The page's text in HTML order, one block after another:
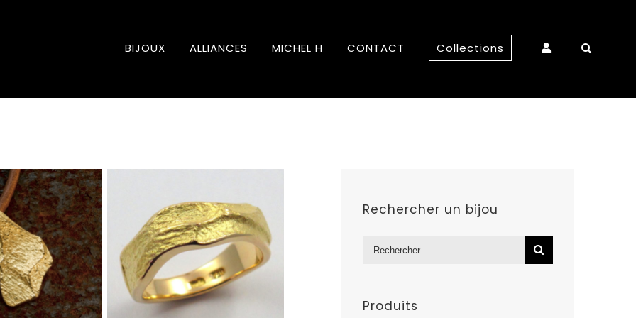
BIJOUX ALLIANCES MICHEL H CONTACT Collections
Rechercher un bijou
Rechercher:
Produits